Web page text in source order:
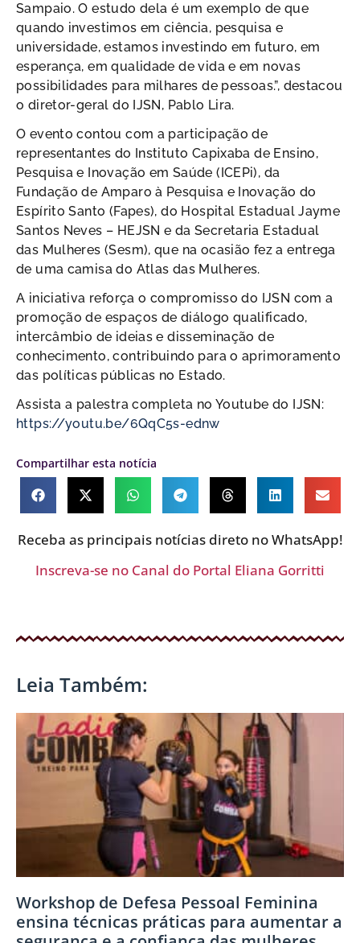
Sampaio. O estudo dela é um exemplo de que
quando investimos em ciência, pesquisa e
universidade, estamos investindo em futuro, em
esperança, em qualidade de vida e em novas
possibilidades para milhares de pessoas.”, destacou
o diretor-geral do IJSN, Pablo Lira.
O evento contou com a participação de
representantes do Instituto Capixaba de Ensino,
Pesquisa e Inovação em Saúde (ICEPi), da
Fundação de Amparo à Pesquisa e Inovação do
Espírito Santo (Fapes), do Hospital Estadual Jayme
Santos Neves – HEJSN e da Secretaria Estadual
das Mulheres (Sesm), que na ocasião fez a entrega
de uma camisa do Atlas das Mulheres.
A iniciativa reforça o compromisso do IJSN com a
promoção de espaços de diálogo qualificado,
intercâmbio de ideias e disseminação de
conhecimento, contribuindo para o aprimoramento
das políticas públicas no Estado.
Assista a palestra completa no Youtube do IJSN:
https://youtu.be/6QqC5s-ednw
Compartilhar esta notícia
Receba as principais notícias direto no WhatsApp!
Inscreva-se no Canal do Portal Eliana Gorritti
Leia Também:
Workshop de Defesa Pessoal Feminina
ensina técnicas práticas para aumentar a